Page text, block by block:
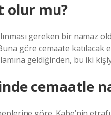
olur mu?
gereken bir namaz
göre cemaate katılacak
geldiğinden, bu iki
cemaatle